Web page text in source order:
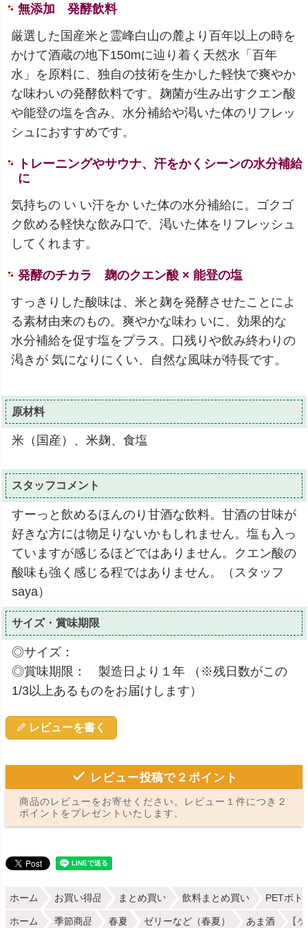
無添加 発酵飲料
厳選した国産米と霊峰白山の麓より百年以上の時を
かけて酒蔵の地下150mに辿り着く天然水「百年
水」を原料に、独自の技術を生かした軽快で爽やか
な味わいの発酵飲料です。麹菌が生み出すクエン酸
や能登の塩を含み、水分補給や渇いた体のリフレッ
シュにおすすめです。
トレーニングやサウナ、汗をかくシーンの水分補給
に
気持ちの い い汗をか いた体の水分補給に。ゴクゴ
ク飲める軽快な飲み口で、渇いた体をリフレッシュ
してくれます。
発酵のチカラ 麹のクエン酸 × 能登の塩
すっきりした酸味は、米と麹を発酵させたことによ
る素材由来のもの。爽やかな味わ いに、効果的な
水分補給を促す塩をプラス。口残りや飲み終わりの
渇きが 気になりにくい、自然な風味が特長です。
原材料
米（国産）、米麹、食塩
スタッフコメント
すーっと飲めるほんのり甘酒な飲料。甘酒の甘味が
好きな方には物足りないかもしれません。塩も入っ
ていますが感じるほどではありません。クエン酸の
酸味も強く感じる程ではありません。（スタッフ
saya）
サイズ・賞味期限
◎サイズ：
◎賞味期限： 製造日より１年 （※残日数がこの
1/3以上あるものをお届けします）
レビューを書く
レビュー投稿で２ポイント
商品のレビューをお寄せください。レビュー１件につき２
ポイントをプレゼントいたします。
ホーム お買い得品 まとめ買い 飲料まとめ買い PETボト
ホーム 季節商品 春夏 ゼリーなど（春夏） あま酒 【